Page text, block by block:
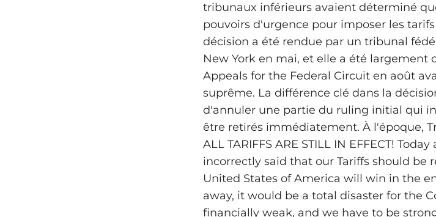
tribunaux inférieurs avaient déterminé
pouvoirs d'urgence pour imposer les
décision a été rendue par un tribunal
New York en mai, et elle a été largement
Appeals for the Federal Circuit en août
suprême. La différence clé dans la
d'annuler une partie du ruling initial qui
être retirés immédiatement. À l'époque,
ALL TARIFFS ARE STILL IN EFFECT!
incorrectly said that our Tariffs should be
United States of America will win in the
away, it would be a total disaster for the
financially weak, and we have to be